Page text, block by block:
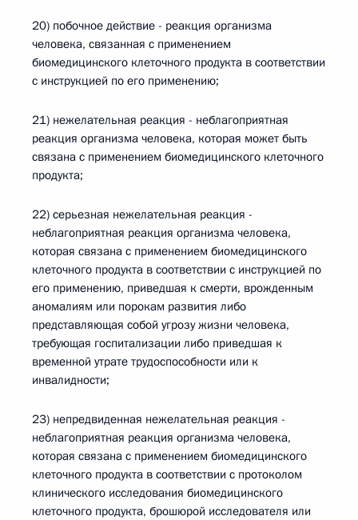
20) побочное действие - реакция организма
человека, связанная с применением
биомедицинского клеточного продукта в соответствии
с инструкцией по его применению;
21) нежелательная реакция - неблагоприятная
реакция организма человека, которая может быть
связана с применением биомедицинского клеточного
продукта;
22) серьезная нежелательная реакция -
неблагоприятная реакция организма человека,
которая связана с применением биомедицинского
клеточного продукта в соответствии с инструкцией по
его применению, приведшая к смерти, врожденным
аномалиям или порокам развития либо
представляющая собой угрозу жизни человека,
требующая госпитализации либо приведшая к
временной утрате трудоспособности или к
инвалидности;
23) непредвиденная нежелательная реакция -
неблагоприятная реакция организма человека,
которая связана с применением биомедицинского
клеточного продукта в соответствии с протоколом
клинического исследования биомедицинского
клеточного продукта, брошюрой исследователя или